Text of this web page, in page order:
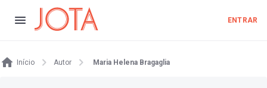
ENTRAR
Início Autor Maria Helena Bragaglia